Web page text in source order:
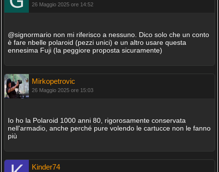
26 Maggio 2025 ore 14:52
@signormario non mi riferisco a nessuno. Dico solo che un conto
è fare nbelle polaroid (pezzi unici) e un altro usare questa
ennesima Fuji (la peggiore proposta sicuramente)
Mirkopetrovic
26 Maggio 2025 ore 15:03
Io ho la Polaroid 1000 anni 80, rigorosamente conservata
nell'armadio, anche perché pure volendo le cartucce non le fanno
più
Kinder74